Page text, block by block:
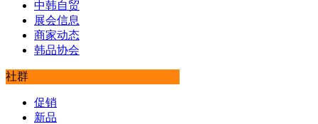
中韩自贸
展会信息
商家动态
韩品协会
社群
促销
新品